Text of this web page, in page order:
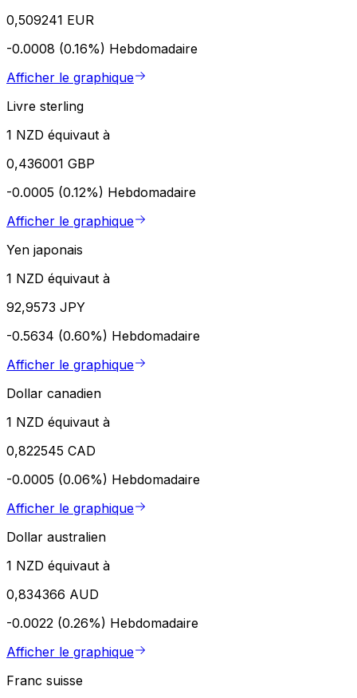
0,509241 EUR
-0.0008 (0.16%) Hebdomadaire
Afficher le graphique
Livre sterling
1 NZD équivaut à
0,436001 GBP
-0.0005 (0.12%) Hebdomadaire
Afficher le graphique
Yen japonais
1 NZD équivaut à
92,9573 JPY
-0.5634 (0.60%) Hebdomadaire
Afficher le graphique
Dollar canadien
1 NZD équivaut à
0,822545 CAD
-0.0005 (0.06%) Hebdomadaire
Afficher le graphique
Dollar australien
1 NZD équivaut à
0,834366 AUD
-0.0022 (0.26%) Hebdomadaire
Afficher le graphique
Franc suisse